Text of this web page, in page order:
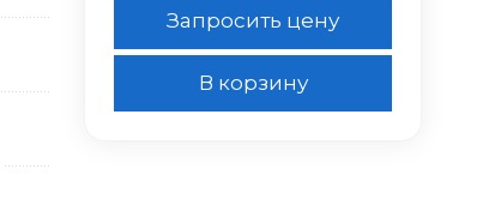
Запросить цену
В корзину